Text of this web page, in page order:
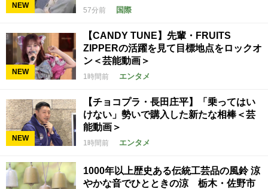
NEW
57分前 国際
NEW
【CANDY TUNE】先輩・FRUITS
ZIPPERの活躍を見て目標地点をロックオ
ン＜芸能動画＞
1時間前 エンタメ
NEW
【チョコプラ・長田庄平】「乗ってはい
けない」勢いで購入した新たな相棒＜芸
能動画＞
1時間前 エンタメ
1000年以上歴史ある伝統工芸品の風鈴 涼
やかな音でひとときの涼 栃木・佐野市